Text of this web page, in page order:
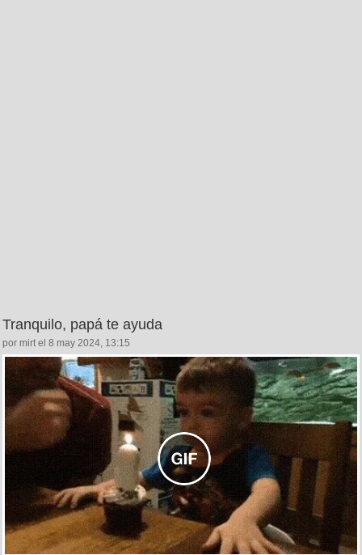
Tranquilo, papá te ayuda
por mirt el 8 may 2024, 13:15